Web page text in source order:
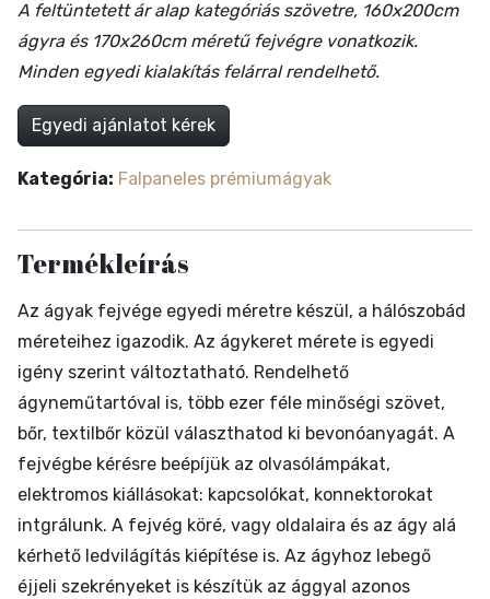
A feltüntetett ár alap kategóriás szövetre, 160x200cm
ágyra és 170x260cm méretű fejvégre vonatkozik.
Minden egyedi kialakítás felárral rendelhető.
Egyedi ajánlatot kérek
Kategória: Falpaneles prémiumágyak
Termékleírás
Az ágyak fejvége egyedi méretre készül, a hálószobád
méreteihez igazodik. Az ágykeret mérete is egyedi
igény szerint változtatható. Rendelhető
ágyneműtartóval is, több ezer féle minőségi szövet,
bőr, textilbőr közül választhatod ki bevonóanyagát. A
fejvégbe kérésre beépíjük az olvasólámpákat,
elektromos kiállásokat: kapcsolókat, konnektorokat
intgrálunk. A fejvég köré, vagy oldalaira és az ágy alá
kérhető ledvilágítás kiépítése is. Az ágyhoz lebegő
éjjeli szekrényeket is készítük az ággyal azonos